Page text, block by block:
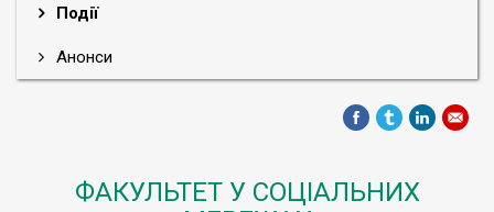
Події
Анонси
ФАКУЛЬТЕТ У СОЦІАЛЬНИХ